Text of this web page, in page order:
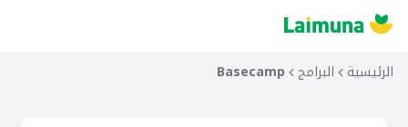
الرئيسية البرامج Basecamp